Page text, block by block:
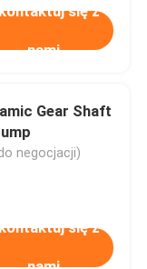
się z
nami
Gear Shaft
negocjacji)
się z